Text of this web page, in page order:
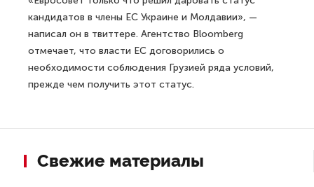
кандидатов в члены ЕС Украине и Молдавии», —
написал он в твиттере. Агентство Bloomberg
отмечает, что власти ЕС договорились о
необходимости соблюдения Грузией ряда условий,
прежде чем получить этот статус.
Свежие материалы